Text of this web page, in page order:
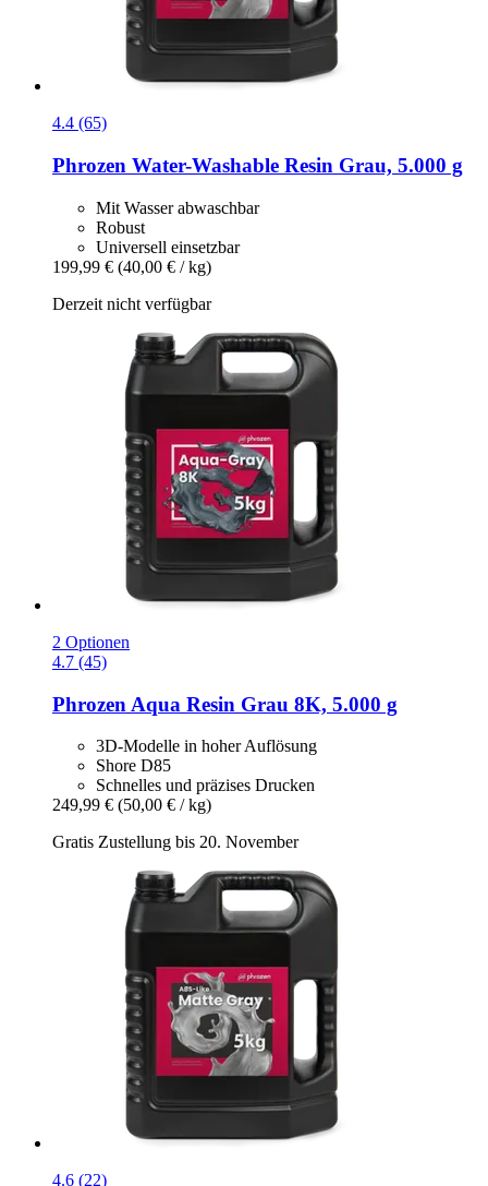
4.4 (65)
Phrozen Water-​Washable Resin Grau, 5.000 g
Mit Wasser abwaschbar
Robust
Universell einsetzbar
199,99 € (40,00 € / kg)
Derzeit nicht verfügbar
2 Optionen
4.7 (45)
Phrozen Aqua Resin Grau 8K, 5.000 g
3D-Modelle in hoher Auflösung
Shore D85
Schnelles und präzises Drucken
249,99 € (50,00 € / kg)
Gratis Zustellung bis 20. November
4.6 (22)